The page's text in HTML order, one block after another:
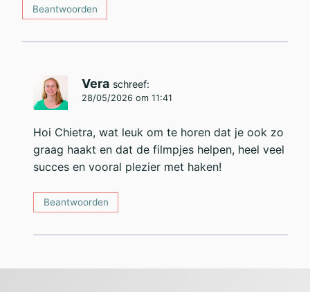
Beantwoorden
Vera schreef:
28/05/2026 om 11:41
Hoi Chietra, wat leuk om te horen dat je ook zo
graag haakt en dat de filmpjes helpen, heel veel
succes en vooral plezier met haken!
Beantwoorden